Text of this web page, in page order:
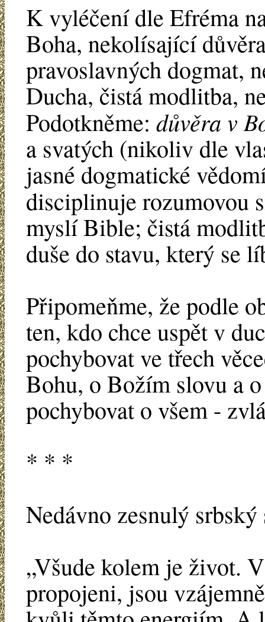
K vyléčení dle Efréma
Boha, nekolísající
pravoslavných dogmat,
Ducha, čistá modlitba,
Podotkněme: důvěra v
a svatých (nikoliv dle
jasné dogmatické
disciplinuje rozumovou
myslí Bible; čistá
duše do stavu, který se
Připomeňme, že podle
ten, kdo chce uspět v
pochybovat ve třech
Bohu, o Božím slovu a
pochybovat o všem -
* * *
Nedávno zesnulý
„Všude kolem je život.
propojeni, jsou